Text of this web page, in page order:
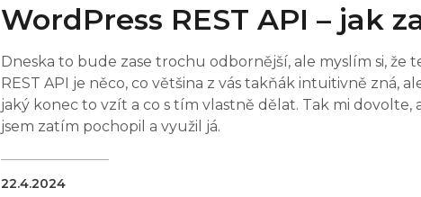
WordPress REST API – jak
Dneska to bude zase trochu odbornější, ale myslím si, že
REST API je něco, co většina z vás takňák intuitivně zná,
jaký konec to vzít a co s tím vlastně dělat. Tak mi dovolte,
jsem zatím pochopil a využil já.
22.4.2024